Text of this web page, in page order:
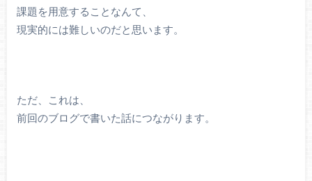
課題を用意することなんて、
現実的には難しいのだと思います。
ただ、これは、
前回のブログで書いた話につながります。